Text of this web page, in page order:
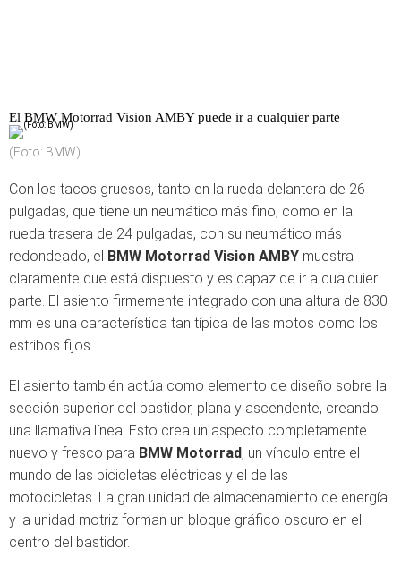
El BMW Motorrad Vision AMBY puede ir a cualquier parte
(Foto: BMW)
Con los tacos gruesos, tanto en la rueda delantera de 26
pulgadas, que tiene un neumático más fino, como en la
rueda trasera de 24 pulgadas, con su neumático más
redondeado, el BMW Motorrad Vision AMBY muestra
claramente que está dispuesto y es capaz de ir a cualquier
parte. El asiento firmemente integrado con una altura de 830
mm es una característica tan típica de las motos como los
estribos fijos.
El asiento también actúa como elemento de diseño sobre la
sección superior del bastidor, plana y ascendente, creando
una llamativa línea. Esto crea un aspecto completamente
nuevo y fresco para BMW Motorrad, un vínculo entre el
mundo de las bicicletas eléctricas y el de las
motocicletas. La gran unidad de almacenamiento de energía
y la unidad motriz forman un bloque gráfico oscuro en el
centro del bastidor.